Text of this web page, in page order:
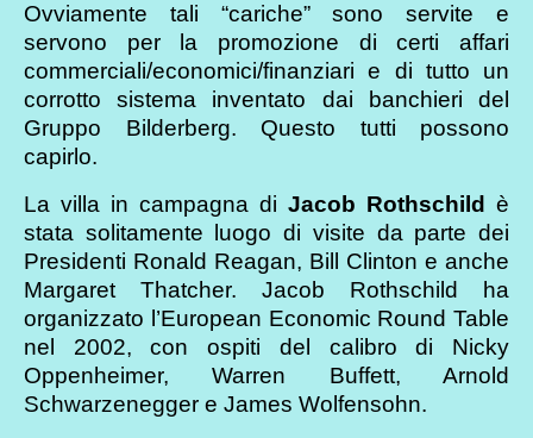
Ovviamente tali “cariche” sono servite e
servono per la promozione di certi affari
commerciali/economici/finanziari e di tutto un
corrotto sistema inventato dai banchieri del
Gruppo Bilderberg. Questo tutti possono
capirlo.
La villa in campagna di Jacob Rothschild è
stata solitamente luogo di visite da parte dei
Presidenti Ronald Reagan, Bill Clinton e anche
Margaret Thatcher. Jacob Rothschild ha
organizzato l’European Economic Round Table
nel 2002, con ospiti del calibro di Nicky
Oppenheimer, Warren Buffett, Arnold
Schwarzenegger e James Wolfensohn.